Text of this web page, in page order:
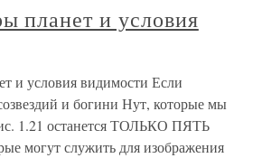
планет и условия
и условия видимости Если
и богини Нут, которые мы
1.21 останется ТОЛЬКО ПЯТЬ
могут служить для изображения